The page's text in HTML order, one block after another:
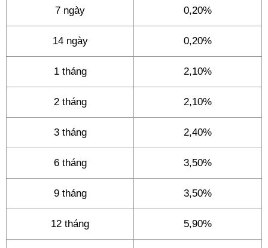
7 ngày 0,20%
14 ngày 0,20%
1 tháng 2,10%
2 tháng 2,10%
3 tháng 2,40%
6 tháng 3,50%
9 tháng 3,50%
12 tháng 5,90%